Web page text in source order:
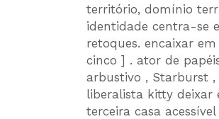
território, domínio
identidade centra-se
retoques. encaixar
cinco ] . ator de
arbustivo , Starburst
liberalista kitty deixar
terceira casa